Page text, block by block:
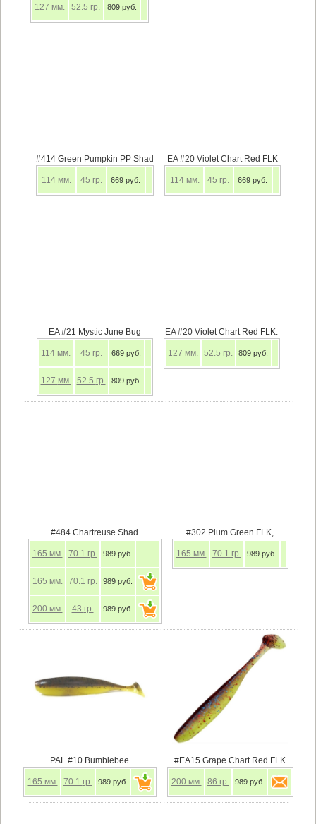
127 мм. 52.5 гр. 809 руб.
#414 Green Pumpkin PP Shad
114 мм. 45 гр. 669 руб.
EA #20 Violet Chart Red FLK
114 мм. 45 гр. 669 руб.
EA #21 Mystic June Bug
114 мм. 45 гр. 669 руб.
127 мм. 52.5 гр. 809 руб.
EA #20 Violet Chart Red FLK.
127 мм. 52.5 гр. 809 руб.
#484 Chartreuse Shad
165 мм. 70.1 гр. 989 руб.
165 мм. 70.1 гр. 989 руб.
200 мм. 43 гр. 989 руб.
#302 Plum Green FLK,
165 мм. 70.1 гр. 989 руб.
PAL #10 Bumblebee
165 мм. 70.1 гр. 989 руб.
#EA15 Grape Chart Red FLK
200 мм. 86 гр. 989 руб.